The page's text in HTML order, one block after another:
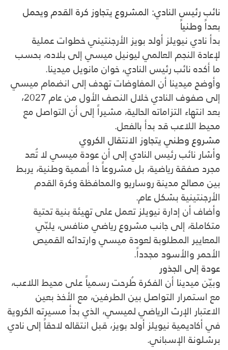
نائب رئيس النادي: المشروع يتجاوز كرة القدم ويحمل
بعداً وطنياً
بدأ نادي نيويلز أولد بويز الأرجنتيني خطوات عملية
لإعادة النجم العالمي ليونيل ميسي إلى بلاده، بحسب
ما أكده نائب رئيس النادي، خوان مانويل ميدينا.
وأوضح ميدينا أن المفاوضات تهدف إلى انضمام ميسي
إلى صفوف النادي خلال النصف الأول من عام 2027،
بعد انتهاء التزاماته الحالية، مشيراً إلى أن التواصل مع
محيط اللاعب قد بدأ بالفعل.
مشروع وطني يتجاوز الانتقال الكروي
وأشار نائب رئيس النادي إلى أن عودة ميسي لا تُعد
مجرد صفقة رياضية، بل مشروعاً ذا أهمية وطنية، يربط
بين مصالح مدينة روساريو والمحافظة وكرة القدم
الأرجنتينية بشكل عام.
وأضاف أن إدارة نيويلز تعمل على تهيئة بنية تحتية
متكاملة، إلى جانب مشروع رياضي منافس، يلبّي
المعايير المطلوبة لعودة ميسي وارتدائه القميص
الأحمر والأسود مجدداً.
عودة إلى الجذور
وبيّن ميدينا أن الفكرة طُرحت رسمياً على محيط اللاعب،
مع استمرار التواصل بين الطرفين، مع الأخذ بعين
الاعتبار الإرث الرياضي لميسي، الذي بدأ مسيرته الكروية
في أكاديمية نيويلز أولد بويز، قبل انتقاله لاحقاً إلى نادي
برشلونة الإسباني.